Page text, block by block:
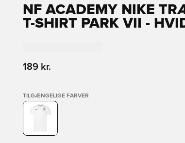
NF ACADEMY NIKE
T-SHIRT PARK VII -
189 kr.
TILGÆNGELIGE FARVER